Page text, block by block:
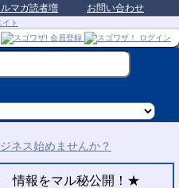
ルマガ読者増 お問い合わせ
情報をマル秘公開！★